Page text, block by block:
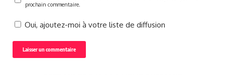
prochain commentaire.
Oui, ajoutez-moi à votre liste de diffusion